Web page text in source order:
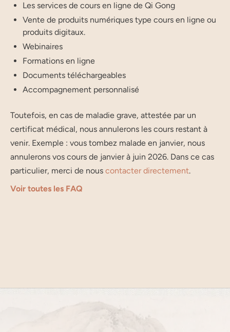
Les services de cours en ligne de Qi Gong
Vente de produits numériques type cours en ligne ou
produits digitaux.
Webinaires
Formations en ligne
Documents téléchargeables
Accompagnement personnalisé
Toutefois, en cas de maladie grave, attestée par un
certificat médical, nous annulerons les cours restant à
venir. Exemple : vous tombez malade en janvier, nous
annulerons vos cours de janvier à juin 2026. Dans ce cas
particulier, merci de nous contacter directement.
Voir toutes les FAQ